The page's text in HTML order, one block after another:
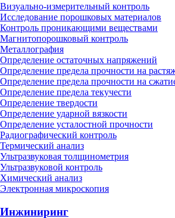
Визуально-измерительный контроль
Исследование порошковых материалов
Контроль проникающими веществами
Магнитопорошковый контроль
Металлография
Определение остаточных напряжений
Определение предела прочности на
Определение предела прочности на
Определение предела текучести
Определение твердости
Определение ударной вязкости
Определение усталостной прочности
Радиографический контроль
Термический анализ
Ультразвуковая толщинометрия
Ультразвуковой контроль
Химический анализ
Электронная микроскопия
Инжиниринг